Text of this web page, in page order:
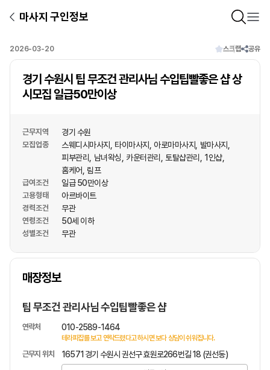
마사지 구인정보
2026-03-20 스크랩 공유
경기 수원시 팁 무조건 관리사님 수입팁빨좋은 샵 상
시모집 일급50만이상
근무지역 경기 수원
모집업종 스웨디시마사지 타이마사지 아로마마사지
발마사지
피부관리
남녀왁싱 카운터관리 토탈샵관리
1인샵
홈케어
림프
급여조건 일급 50만이상
고용형태 아르바이트
경력조건 무관
연령조건 50세 이하
성별조건 무관
매장정보
상호명
팁 무조건 관리사님 수입팁빨좋은 샵
연락처 010-2589-1464
테라피잡를 보고 연락드렸다고 하시면 보다 상담이 쉬워집니다.
근무지 위치 16571 경기 수원시 권선구 효원로266번길 18 (권선동)